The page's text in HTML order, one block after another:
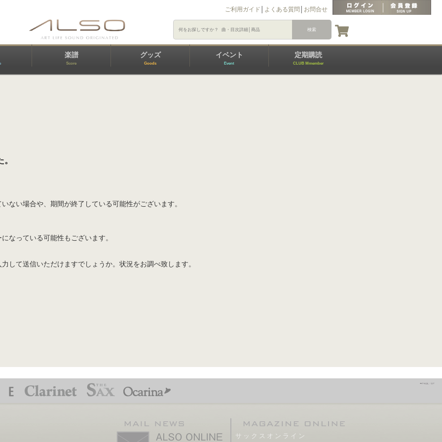
ご利用ガイド よくある質問 お問合せ
楽譜
Score
グッズ
Goods
イベント
Event
定期購読
CLUB Mmember
ない場合や、期間が終了している可能性がございます。
なっている可能性もございます。
して送信いただけますでしょうか。状況をお調べ致します。
サックスオンライン